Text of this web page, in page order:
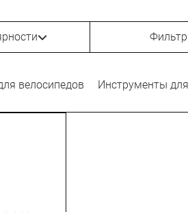
велосипедов Инструменты для